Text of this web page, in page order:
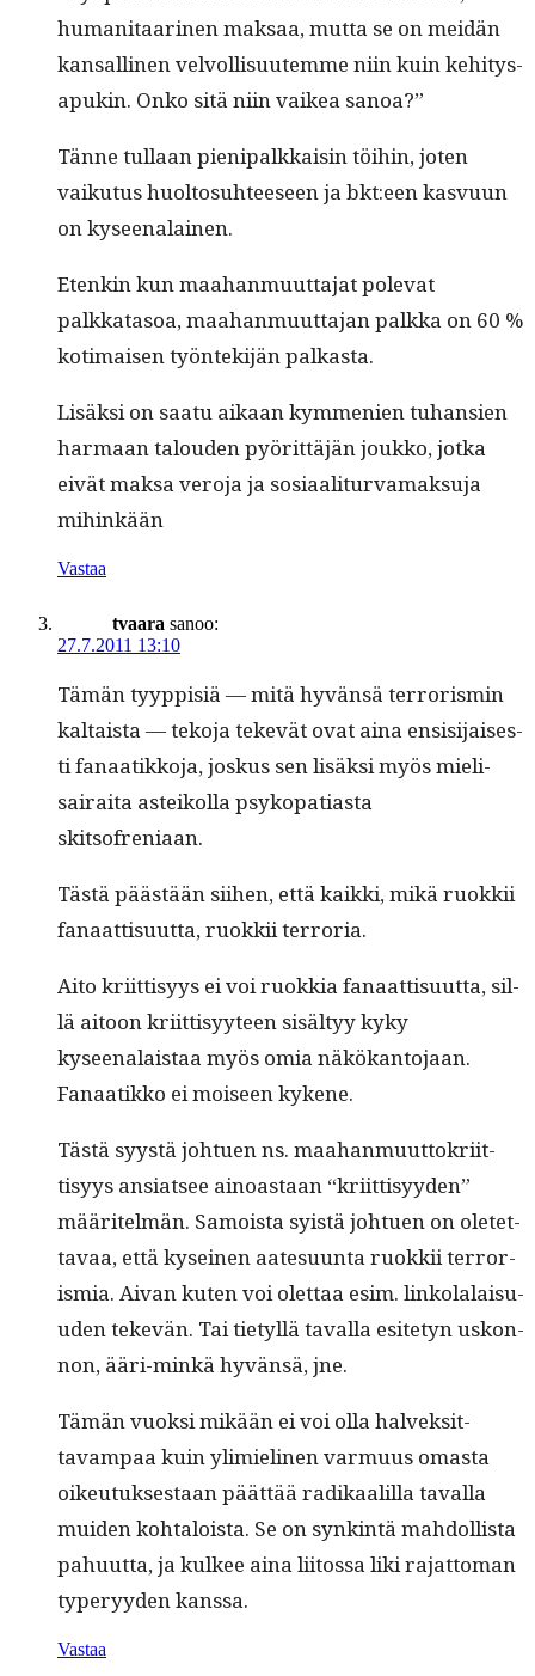
human­i­taari­nen mak­saa, mut­ta se on mei­dän
kansalli­nen velvol­lisu­utemme niin kuin kehi­tys­
a­pukin. Onko sitä niin vaikea sanoa?”
Tänne tul­laan pieni­palkkaisin töi­hin, joten
vaiku­tus huolto­suh­teeseen ja bkt:een kasvu­un
on kyseenalainen.
Etenkin kun maa­han­muut­ta­jat pol­e­vat
palkkata­soa, maa­han­muut­ta­jan palk­ka on 60 %
koti­maisen työn­tek­i­jän palkasta.
Lisäk­si on saatu aikaan kym­me­nien tuhan­sien
har­maan talouden pyörit­täjän joukko, jot­ka
eivät mak­sa vero­ja ja sosi­aal­i­tur­va­mak­su­ja
mihinkään
Vastaa
tvaara sanoo:
27.7.2011 13:10
Tämän tyyp­pisiä — mitä hyvän­sä ter­ror­is­min
kaltaista — teko­ja tekevät ovat aina ensisi­jais­es­
ti fanaatikko­ja, joskus sen lisäk­si myös mieli­
sairai­ta asteikol­la psykopa­ti­as­ta
skitsofreniaan.
Tästä päästään siihen, että kaik­ki, mikä ruokkii
fanaat­tisu­ut­ta, ruokkii terroria.
Aito kri­it­tisyys ei voi ruokkia fanaat­tisu­ut­ta, sil­
lä aitoon kri­it­tisyy­teen sisäl­tyy kyky
kyseenalais­taa myös omia näkökan­to­jaan.
Fanaatikko ei moi­seen kykene.
Tästä syys­tä johtuen ns. maa­han­muut­tokri­it­
tisyys ansi­at­see ain­oas­taan “kri­it­tisyy­den”
määritelmän. Samoista syistä johtuen on oletet­
tavaa, että kyseinen aate­su­un­ta ruokkii ter­ror­
is­mia. Aivan kuten voi olet­taa esim. linko­lalaisu­
u­den tekevän. Tai tietyl­lä taval­la esite­tyn uskon­
non, ääri-minkä hyvän­sä, jne.
Tämän vuok­si mikään ei voi olla halvek­sit­
tavam­paa kuin ylim­ieli­nen var­muus omas­ta
oikeu­tuk­ses­taan päät­tää radikaalil­la taval­la
muiden kohtaloista. Se on synk­in­tä mah­dol­lista
pahu­ut­ta, ja kul­kee aina liitossa liki rajat­toman
type­r­yy­den kanssa.
Vastaa